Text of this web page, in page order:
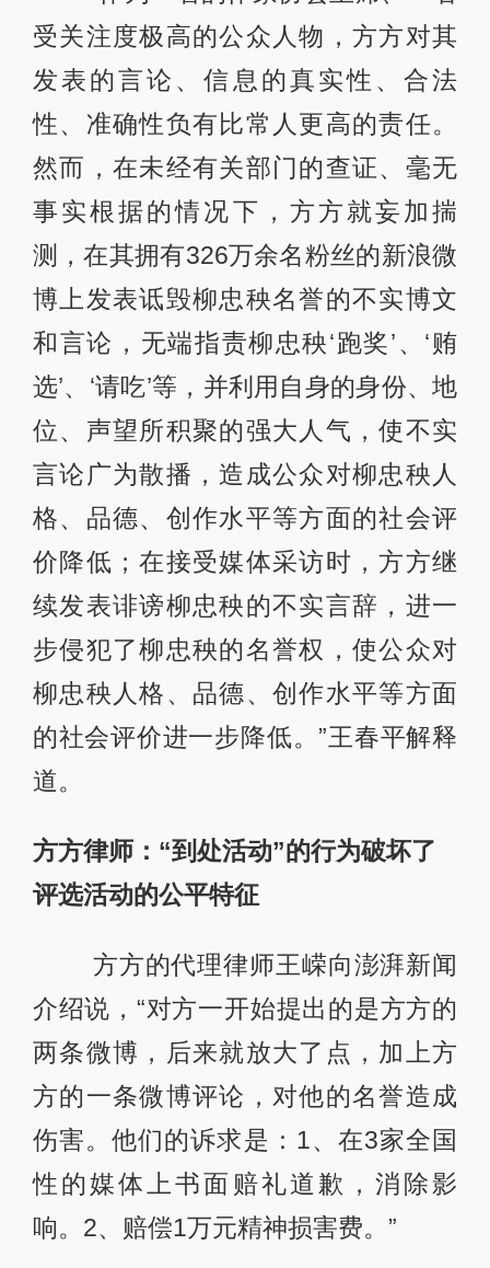
受关注度极高的公众人物，方方对其
发表的言论、信息的真实性、合法
性、准确性负有比常人更高的责任。
然而，在未经有关部门的查证、毫无
事实根据的情况下，方方就妄加揣
测，在其拥有326万余名粉丝的新浪微
博上发表诋毁柳忠秧名誉的不实博文
和言论，无端指责柳忠秧‘跑奖’、‘贿
选’、‘请吃’等，并利用自身的身份、地
位、声望所积聚的强大人气，使不实
言论广为散播，造成公众对柳忠秧人
格、品德、创作水平等方面的社会评
价降低；在接受媒体采访时，方方继
续发表诽谤柳忠秧的不实言辞，进一
步侵犯了柳忠秧的名誉权，使公众对
柳忠秧人格、品德、创作水平等方面
的社会评价进一步降低。”王春平解释
道。
方方律师：“到处活动”的行为破坏了
评选活动的公平特征
方方的代理律师王嵘向澎湃新闻
介绍说，“对方一开始提出的是方方的
两条微博，后来就放大了点，加上方
方的一条微博评论，对他的名誉造成
伤害。他们的诉求是：1、在3家全国
性的媒体上书面赔礼道歉，消除影
响。2、赔偿1万元精神损害费。”